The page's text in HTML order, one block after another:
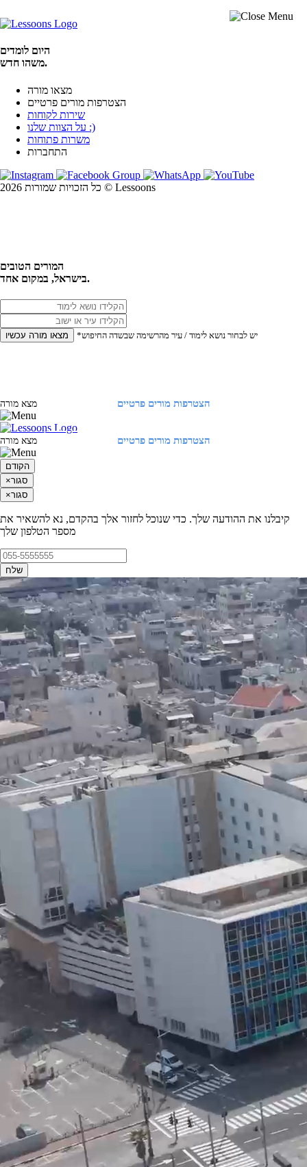
היום לומדים
משהו חדש.
מצאו מורה
הצטרפות מורים פרטיים
שירות לקוחות
על הצוות שלנו :)
משרות פתוחות
התחברות
כל הזכויות שמורות 2026 © Lessoons
המורים הטובים
בישראל, במקום אחד.
מצאו מורה עכשיו *יש לבחור נושא לימוד / עיר מהרשימה שבשדה החיפוש
הצטרפות מורים פרטיים מצא מורה
הצטרפות מורים פרטיים מצא מורה
הקודם
×סגור
×סגור
קיבלנו את ההודעה שלך. כדי שנוכל לחזור אלך בהקדם, נא להשאיר את
מספר הטלפון שלך
שלח